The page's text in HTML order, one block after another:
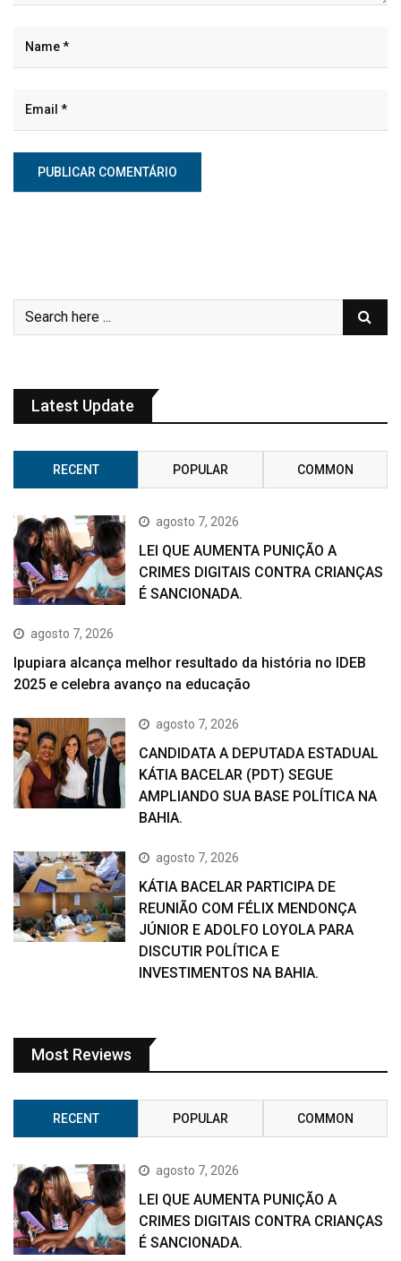
Latest Update
RECENT POPULAR COMMON
agosto 7, 2026
LEI QUE AUMENTA PUNIÇÃO A
CRIMES DIGITAIS CONTRA CRIANÇAS
É SANCIONADA.
agosto 7, 2026
Ipupiara alcança melhor resultado da história no IDEB
2025 e celebra avanço na educação
agosto 7, 2026
CANDIDATA A DEPUTADA ESTADUAL
KÁTIA BACELAR (PDT) SEGUE
AMPLIANDO SUA BASE POLÍTICA NA
BAHIA.
agosto 7, 2026
KÁTIA BACELAR PARTICIPA DE
REUNIÃO COM FÉLIX MENDONÇA
JÚNIOR E ADOLFO LOYOLA PARA
DISCUTIR POLÍTICA E
INVESTIMENTOS NA BAHIA.
Most Reviews
RECENT POPULAR COMMON
agosto 7, 2026
LEI QUE AUMENTA PUNIÇÃO A
CRIMES DIGITAIS CONTRA CRIANÇAS
É SANCIONADA.